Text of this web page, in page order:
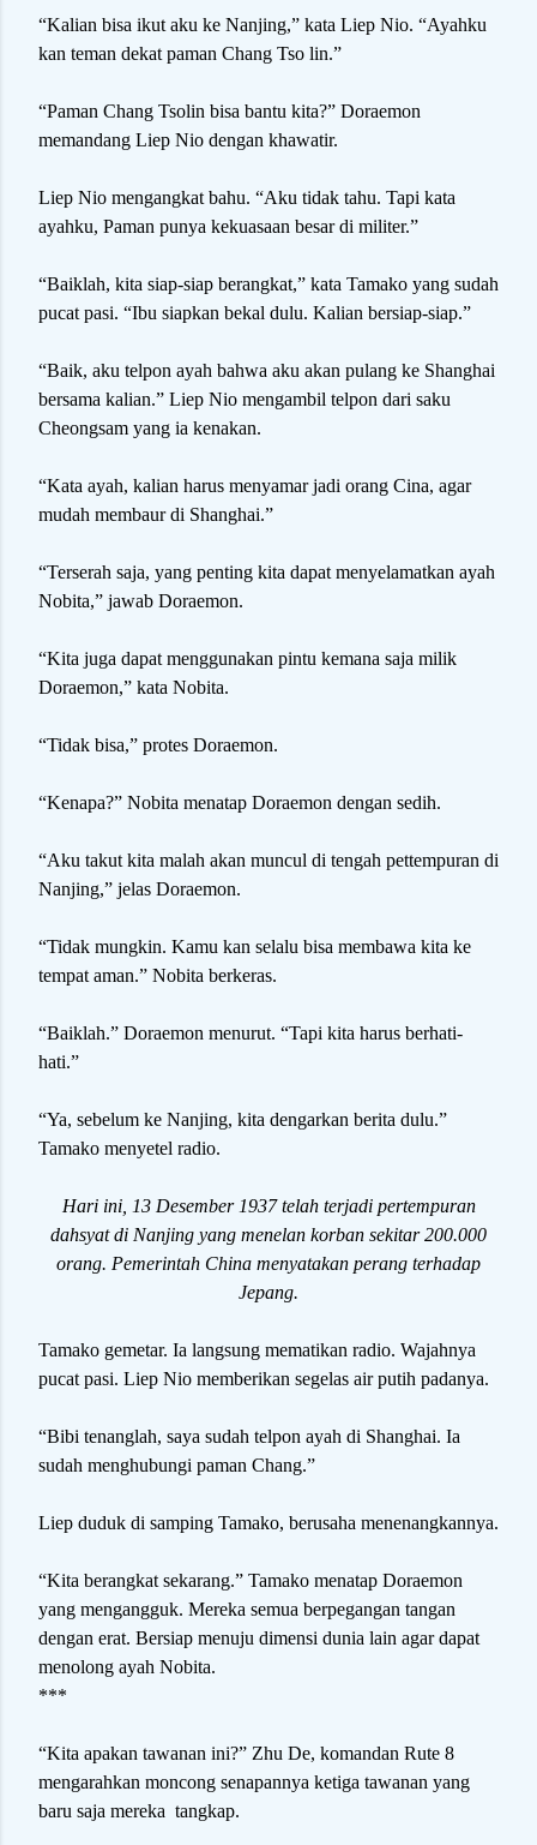
“Kalian bisa ikut aku ke Nanjing,” kata Liep Nio. “Ayahku
kan teman dekat paman Chang Tso lin.”
“Paman Chang Tsolin bisa bantu kita?” Doraemon
memandang Liep Nio dengan khawatir.
Liep Nio mengangkat bahu. “Aku tidak tahu. Tapi kata
ayahku, Paman punya kekuasaan besar di militer.”
“Baiklah, kita siap-siap berangkat,” kata Tamako yang sudah
pucat pasi. “Ibu siapkan bekal dulu. Kalian bersiap-siap.”
“Baik, aku telpon ayah bahwa aku akan pulang ke Shanghai
bersama kalian.” Liep Nio mengambil telpon dari saku
Cheongsam yang ia kenakan.
“Kata ayah, kalian harus menyamar jadi orang Cina, agar
mudah membaur di Shanghai.”
“Terserah saja, yang penting kita dapat menyelamatkan ayah
Nobita,” jawab Doraemon.
“Kita juga dapat menggunakan pintu kemana saja milik
Doraemon,” kata Nobita.
“Tidak bisa,” protes Doraemon.
“Kenapa?” Nobita menatap Doraemon dengan sedih.
“Aku takut kita malah akan muncul di tengah pettempuran di
Nanjing,” jelas Doraemon.
“Tidak mungkin. Kamu kan selalu bisa membawa kita ke
tempat aman.” Nobita berkeras.
“Baiklah.” Doraemon menurut. “Tapi kita harus berhati-
hati.”
“Ya, sebelum ke Nanjing, kita dengarkan berita dulu.”
Tamako menyetel radio.
Hari ini, 13 Desember 1937 telah terjadi pertempuran
dahsyat di Nanjing yang menelan korban sekitar 200.000
orang. Pemerintah China menyatakan perang terhadap
Jepang.
Tamako gemetar. Ia langsung mematikan radio. Wajahnya
pucat pasi. Liep Nio memberikan segelas air putih padanya.
“Bibi tenanglah, saya sudah telpon ayah di Shanghai. Ia
sudah menghubungi paman Chang.”
Liep duduk di samping Tamako, berusaha menenangkannya.
“Kita berangkat sekarang.” Tamako menatap Doraemon
yang mengangguk. Mereka semua berpegangan tangan
dengan erat. Bersiap menuju dimensi dunia lain agar dapat
menolong ayah Nobita.
***
“Kita apakan tawanan ini?” Zhu De, komandan Rute 8
mengarahkan moncong senapannya ketiga tawanan yang
baru saja mereka tangkap.